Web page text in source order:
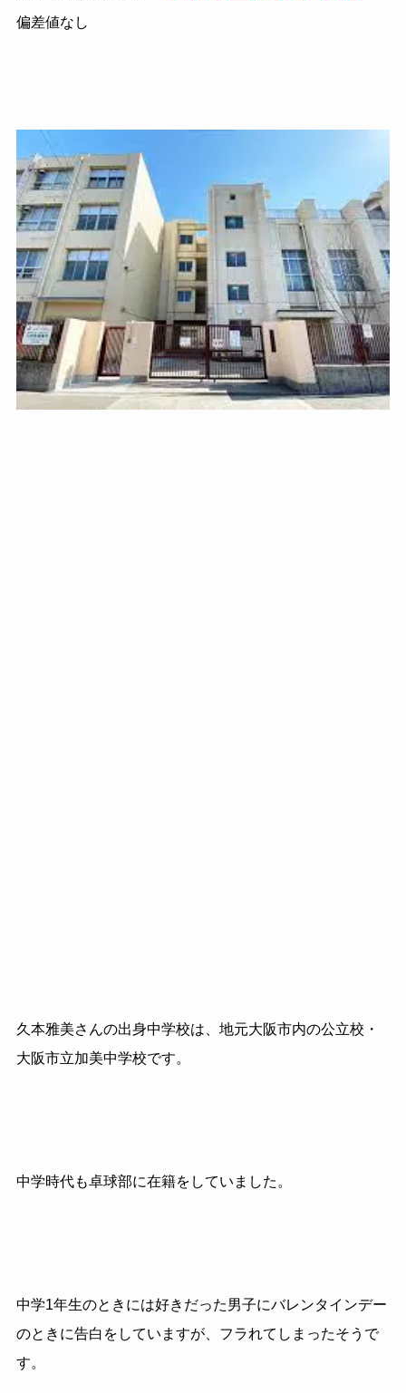
偏差値なし
久本雅美さんの出身中学校は、地元大阪市内の公立校・
大阪市立加美中学校です。
中学時代も卓球部に在籍をしていました。
中学1年生のときには好きだった男子にバレンタインデー
のときに告白をしていますが、フラれてしまったそうで
す。